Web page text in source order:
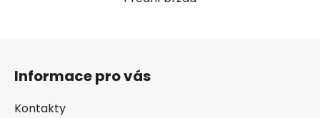
Informace pro vás
Kontakty